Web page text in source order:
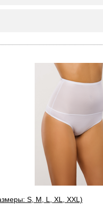
S, M, L, XL, XXL)